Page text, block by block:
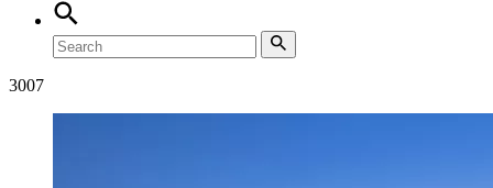
3007